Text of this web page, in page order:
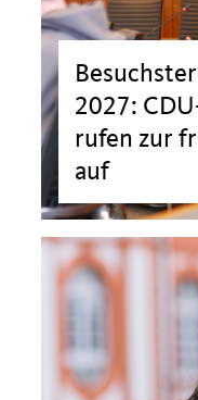
2027:
rufen zur
auf